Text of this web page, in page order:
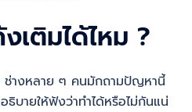
เติมได้ไหม ?
ช่างหลาย ๆ คนมักถามปัญหานี้
บายให้ฟังว่าทำได้หรือไม่กันแน่